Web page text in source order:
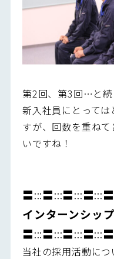
第2回、第3回…と続
新入社員にとって
すが、回数を重ね
いですね！
〓:::〓:::〓:::〓:::
インターンシッ
〓:::〓:::〓:::〓:::
当社の採用活動につ